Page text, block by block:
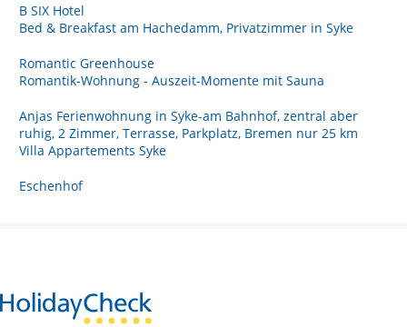
B SIX Hotel
Bed & Breakfast am Hachedamm, Privatzimmer in Syke
Romantic Greenhouse
Romantik-Wohnung - Auszeit-Momente mit Sauna
Anjas Ferienwohnung in Syke-am Bahnhof, zentral aber
ruhig, 2 Zimmer, Terrasse, Parkplatz, Bremen nur 25 km
Villa Appartements Syke
Eschenhof